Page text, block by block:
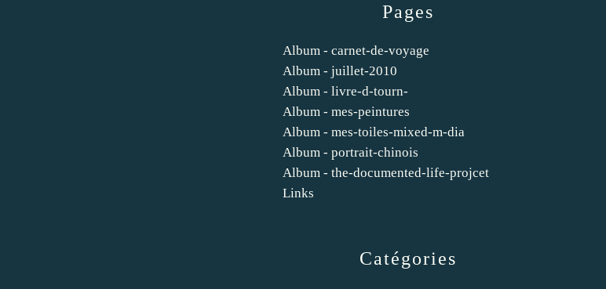
Catégories
Pages
Album - carnet-de-voyage
Album - juillet-2010
Album - livre-d-tourn-
Album - mes-peintures
Album - mes-toiles-mixed-m-dia
Album - portrait-chinois
Album - the-documented-life-projcet
Links